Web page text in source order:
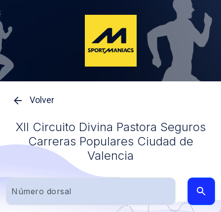
Volver
XII Circuito Divina Pastora Seguros
Carreras Populares Ciudad de
Valencia